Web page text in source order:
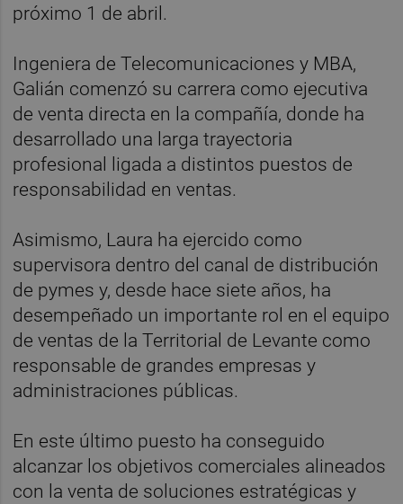
próximo 1 de abril.
Ingeniera de Telecomunicaciones y MBA,
Galián comenzó su carrera como ejecutiva
de venta directa en la compañía, donde ha
desarrollado una larga trayectoria
profesional ligada a distintos puestos de
responsabilidad en ventas.
Asimismo, Laura ha ejercido como
supervisora dentro del canal de distribución
de pymes y, desde hace siete años, ha
desempeñado un importante rol en el equipo
de ventas de la Territorial de Levante como
responsable de grandes empresas y
administraciones públicas.
En este último puesto ha conseguido
alcanzar los objetivos comerciales alineados
con la venta de soluciones estratégicas y